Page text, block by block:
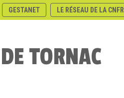
GESTANET LE RÉSEAU DE LA CNFR
TORNAC